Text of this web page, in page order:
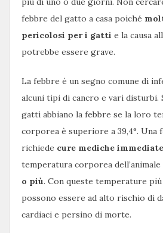
febbre del gatto a casa poiché
pericolosi per i gatti e la causa
potrebbe essere grave.
La febbre è un segno comune di
alcuni tipi di cancro e vari disturbi.
gatti abbiano la febbre se la loro
corporea è superiore a 39,4°. Una
richiede cure mediche immediate
temperatura corporea dell’animale
o più. Con queste temperature
possono essere ad alto rischio di
cardiaci e persino di morte.